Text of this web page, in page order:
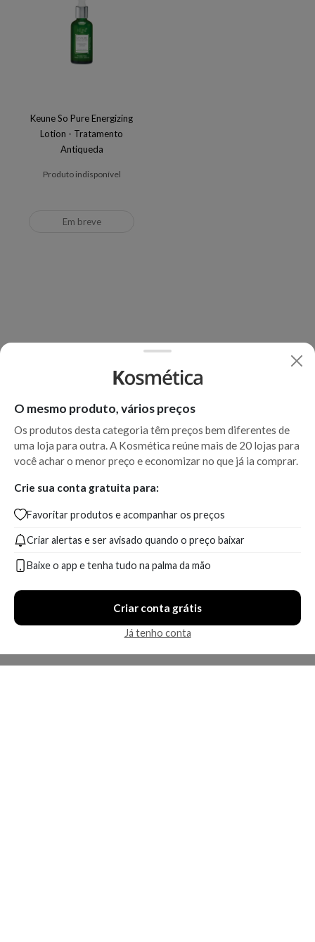
Keune So Pure Energizing
Lotion - Tratamento
Antiqueda
Produto indisponível
Em breve
O mesmo produto, vários preços
Os produtos desta categoria têm preços bem diferentes de
uma loja para outra. A Kosmética reúne mais de 20 lojas para
você achar o menor preço e economizar no que já ia comprar.
Crie sua conta gratuita para:
Favoritar produtos e acompanhar os preços
Criar alertas e ser avisado quando o preço baixar
Baixe o app e tenha tudo na palma da mão
Criar conta grátis
Já tenho conta